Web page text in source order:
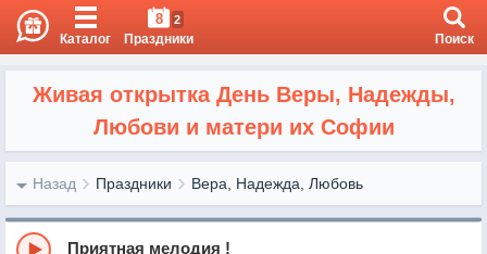
Каталог
8 2
Праздники Поиск
Живая открытка День Веры, Надежды,
Любови и матери их Софии
Назад Праздники Вера, Надежда, Любовь
Приятная мелодия !